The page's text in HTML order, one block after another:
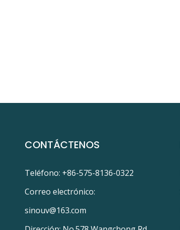
CONTÁCTENOS
Teléfono: +86-575-8136-0322
Correo electrónico:
sinouv@163.com